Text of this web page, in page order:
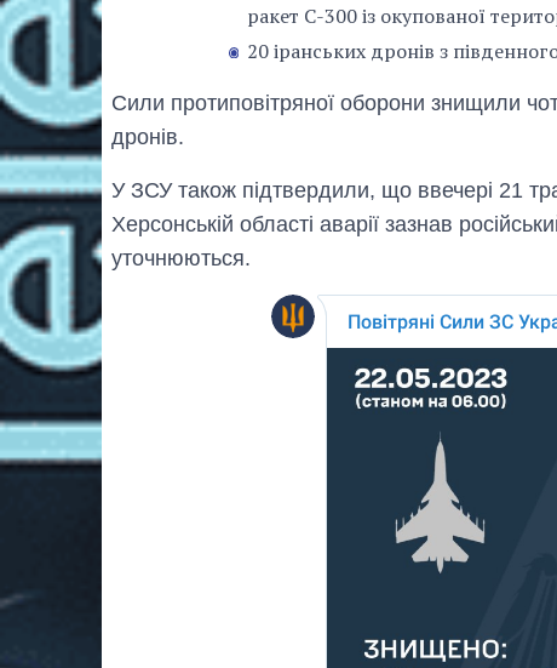
ракет С-300 із окупованої
20 іранських дронів з
Сили протиповітряної оборони знищили
дронів.
У ЗСУ також підтвердили, що ввечері 21
Херсонській області аварії зазнав
уточнюються.